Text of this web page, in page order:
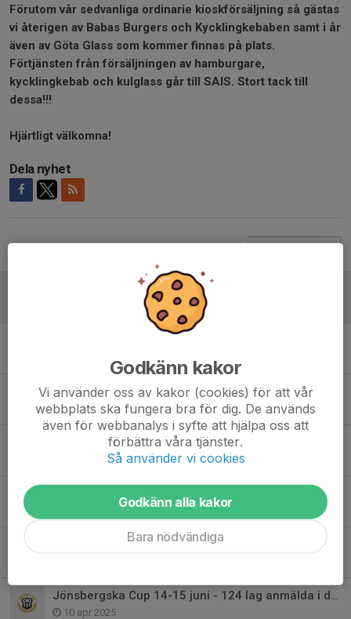
Förutom vår sedvanliga ordinarie kioskförsäljning så gästas
vi återigen av Babas Burgers och Kycklingkebaben samt i år
även av Göta Glass som kommer finnas på plats.
Förtjänsten från försäljningen av hamburgare,
kycklingkebab och kulglass går till SAIS. Stort tack till
dessa!!!
Hjärtligt välkomna!
Dela nyhet
20 apr, 11:00
Inbjudan Jönsbergska Cup 13-14 juni 2026
18 dec 2025
Jönsbergska Cup 14-15 juni - 124 lag anmälda i dagsläget
10 apr 2025
Godkänn kakor
Vi använder oss av kakor (cookies) för att vår
webbplats ska fungera bra för dig. De används
även för webbanalys i syfte att hjälpa oss att
förbättra våra tjänster.
Så använder vi cookies
Godkänn alla kakor
Bara nödvändiga